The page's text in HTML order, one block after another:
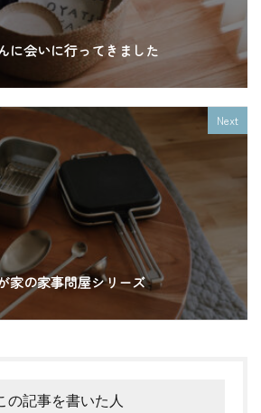
に会いに行ってきました
Next
家の家事問屋シリーズ
の記事を書いた人